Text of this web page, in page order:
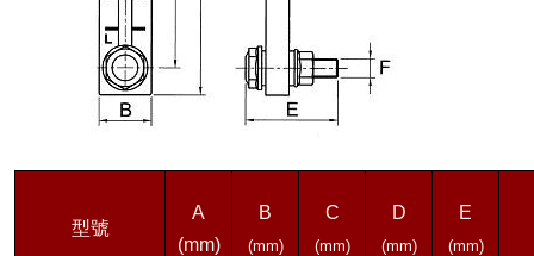
型號
A
(mm)
B
(mm)
C
(mm)
D
(mm)
E
(mm)